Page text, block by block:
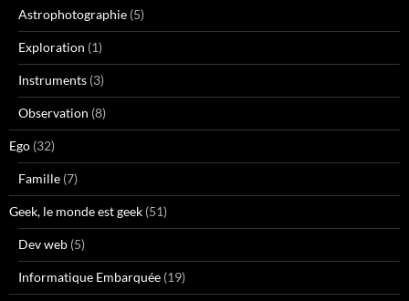
Astrophotographie (5)
Exploration (1)
Instruments (3)
Observation (8)
Ego (32)
Famille (7)
Geek, le monde est geek (51)
Dev web (5)
Informatique Embarquée (19)